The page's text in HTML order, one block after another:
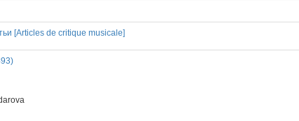
[Articles de critique musicale]